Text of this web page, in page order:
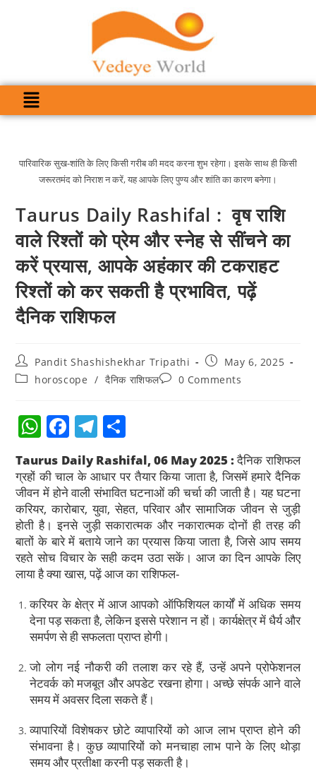
पारिवारिक सुख-शांति के लिए किसी गरीब की मदद करना शुभ रहेगा। इसके साथ ही किसी
जरूरतमंद को निराश न करें, यह आपके लिए पुण्य और शांति का कारण बनेगा।
Taurus Daily Rashifal : वृष राशि
वाले रिश्तों को प्रेम और स्नेह से सींचने का
करें प्रयास, आपके अहंकार की टकराहट
रिश्तों को कर सकती है प्रभावित, पढ़ें
दैनिक राशिफल
Pandit Shashishekhar Tripathi
May 6, 2025
horoscope / दैनिक राशिफल 0 Comments
W
at
s
A
p
p
F
a
c
e
b
o
o
k
T
el
e
gr
a
m
h
ar
e
Taurus Daily Rashifal, 06 May 2025 :दैनिक राशिफल
ग्रहों की चाल के आधार पर तैयार किया जाता है, जिसमें हमारे दैनिक
जीवन में होने वाली संभावित घटनाओं की चर्चा की जाती है। यह घटना
करियर, कारोबार, युवा, सेहत, परिवार और सामाजिक जीवन से जुड़ी
होती है। इनसे जुड़ी सकारात्मक और नकारात्मक दोनों ही तरह की
बातों के बारे में बताये जाने का प्रयास किया जाता है, जिसे आप समय
रहते सोच विचार के सही कदम उठा सकें। आज का दिन आपके लिए
लाया है क्या खास, पढ़ें आज का राशिफल-
करियर के क्षेत्र में आज आपको ऑफिशियल कार्यों में अधिक समय
देना पड़ सकता है, लेकिन इससे परेशान न हों। कार्यक्षेत्र में धैर्य और
समर्पण से ही सफलता प्राप्त होगी।
जो लोग नई नौकरी की तलाश कर रहे हैं, उन्हें अपने प्रोफेशनल
नेटवर्क को मजबूत और अपडेट रखना होगा। अच्छे संपर्क आने वाले
समय में अवसर दिला सकते हैं।
व्यापारियों विशेषकर छोटे व्यापारियों को आज लाभ प्राप्त होने की
संभावना है। कुछ व्यापारियों को मनचाहा लाभ पाने के लिए थोड़ा
समय और प्रतीक्षा करनी पड़ सकती है।